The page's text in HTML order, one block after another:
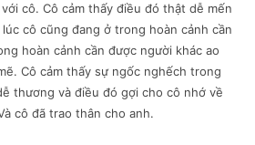
cô. Cô cảm thấy điều đó thật dễ mến
cô cũng đang ở trong hoàn cảnh cần
hoàn cảnh cần được người khác ao
Cô cảm thấy sự ngốc nghếch trong
thương và điều đó gợi cho cô nhớ về
cô đã trao thân cho anh.